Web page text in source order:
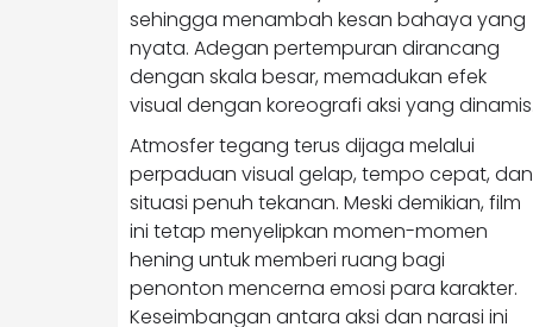
sehingga menambah kesan bahaya yang
nyata. Adegan pertempuran dirancang
dengan skala besar, memadukan efek
visual dengan koreografi aksi yang
Atmosfer tegang terus dijaga melalui
perpaduan visual gelap, tempo cepat, dan
situasi penuh tekanan. Meski demikian, film
ini tetap menyelipkan momen-momen
hening untuk memberi ruang bagi
penonton mencerna emosi para karakter.
Keseimbangan antara aksi dan narasi ini